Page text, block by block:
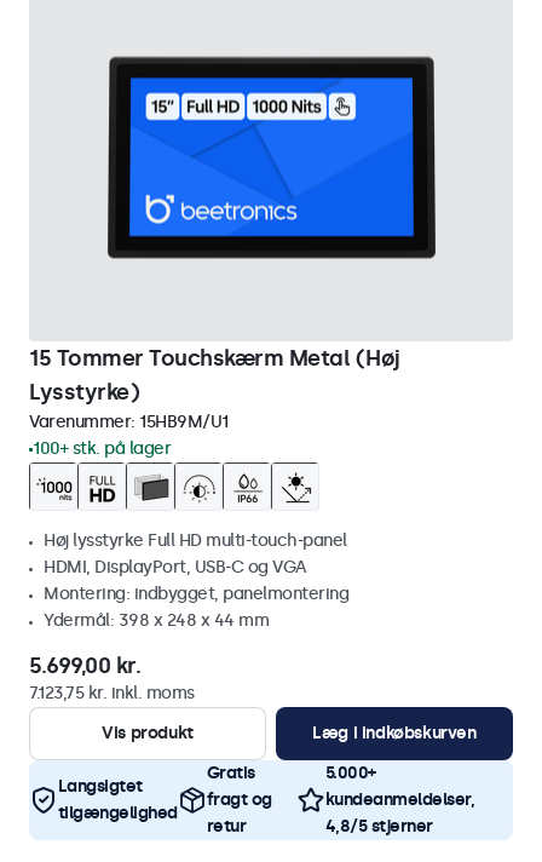
15 Tommer Touchskærm Metal (Høj
Lysstyrke)
Varenummer: 15HB9M/U1
100+ stk. på lager
Høj lysstyrke Full HD multi-touch-panel
HDMI, DisplayPort, USB-C og VGA
Montering: indbygget, panelmontering
Ydermål: 398 x 248 x 44 mm
5.699,00 kr.
7.123,75 kr. inkl. moms
Vis produkt
Læg i indkøbskurven
Langsigtet
tilgængelighed
Gratis
fragt og
retur
5.000+
kundeanmeldelser,
4,8/5 stjerner